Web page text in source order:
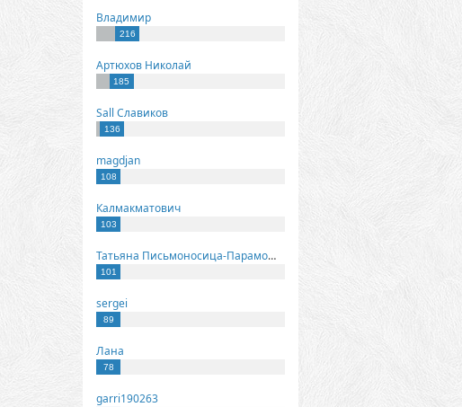
Владимир
216
Артюхов Николай
185
Sall Славиков
136
magdjan
108
Калмакматович
103
Татьяна Письмоносица-Парамонова
101
sergei
89
Лана
78
garri190263